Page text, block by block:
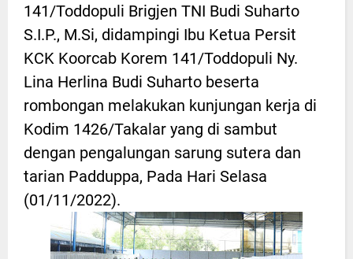
141/Toddopuli Brigjen TNI Budi Suharto
S.I.P., M.Si, didampingi Ibu Ketua Persit
KCK Koorcab Korem 141/Toddopuli Ny.
Lina Herlina Budi Suharto beserta
rombongan melakukan kunjungan kerja di
Kodim 1426/Takalar yang di sambut
dengan pengalungan sarung sutera dan
tarian Padduppa, Pada Hari Selasa
(01/11/2022).